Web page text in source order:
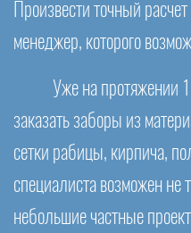
Произвести точный
менеджер, которого
Уже на протяжении
заказать заборы из
сетки рабицы, кирпича,
специалиста возможен не
небольшие частные